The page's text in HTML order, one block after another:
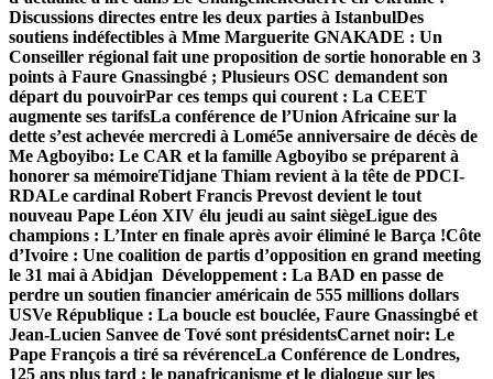
Discussions directes entre les deux parties à IstanbulDes
soutiens indéfectibles à Mme Marguerite GNAKADE : Un
Conseiller régional fait une proposition de sortie honorable en 3
points à Faure Gnassingbé ; Plusieurs OSC demandent son
départ du pouvoirPar ces temps qui courent : La CEET
augmente ses tarifsLa conférence de l’Union Africaine sur la
dette s’est achevée mercredi à Lomé5e anniversaire de décès de
Me Agboyibo: Le CAR et la famille Agboyibo se préparent à
honorer sa mémoireTidjane Thiam revient à la tête de PDCI-
RDALe cardinal Robert Francis Prevost devient le tout
nouveau Pape Léon XIV élu jeudi au saint siègeLigue des
champions : L’Inter en finale après avoir éliminé le Barça !Côte
d’Ivoire : Une coalition de partis d’opposition en grand meeting
le 31 mai à Abidjan Développement : La BAD en passe de
perdre un soutien financier américain de 555 millions dollars
USVe République : La boucle est bouclée, Faure Gnassingbé et
Jean-Lucien Sanvee de Tové sont présidentsCarnet noir: Le
Pape François a tiré sa révérenceLa Conférence de Londres,
125 ans plus tard : le panafricanisme et le dialogue sur les